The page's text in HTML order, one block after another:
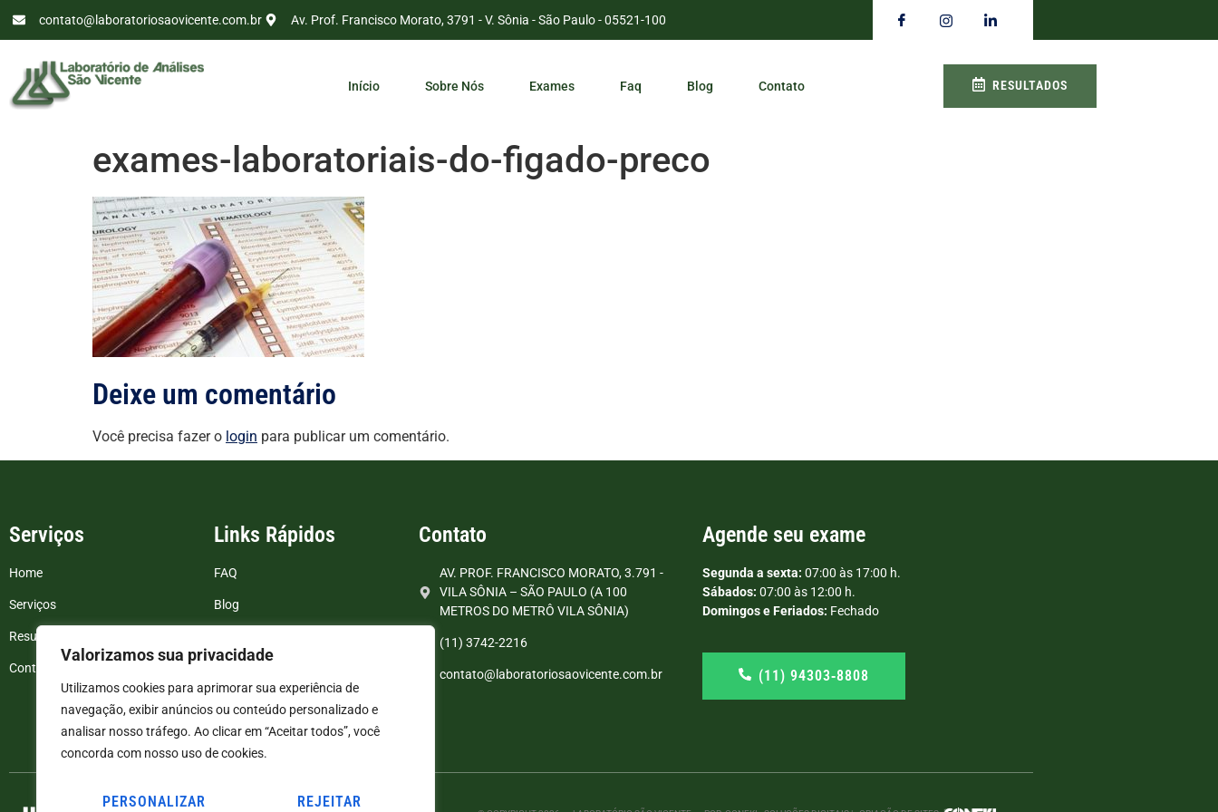
Valorizamos sua privacidade
Utilizamos cookies para aprimorar sua experiência de
navegação, exibir anúncios ou conteúdo personalizado e
analisar nosso tráfego. Ao clicar em “Aceitar todos”, você
concorda com nosso uso de cookies.
PERSONALIZAR REJEITAR
contato@laboratoriosaovicente.com.br Av. Prof. Francisco Morato, 3791 - V. Sônia - São Paulo - 05521-100
Início Sobre Nós Exames Faq Blog Contato RESULTADOS
exames-laboratoriais-do-figado-preco
Deixe um comentário
Você precisa fazer o login para publicar um comentário.
Serviços
Home
Serviços
Resultados de exames
Contato
Links Rápidos
FAQ
Blog
Contato
AV. PROF. FRANCISCO MORATO, 3.791 -
VILA SÔNIA – SÃO PAULO (A 100
METROS DO METRÔ VILA SÔNIA)
(11) 3742-2216
contato@laboratoriosaovicente.com.br
Agende seu exame
Segunda a sexta: 07:00 às 17:00 h.
Sábados: 07:00 às 12:00 h.
Domingos e Feriados: Fechado
(11) 94303‑8808